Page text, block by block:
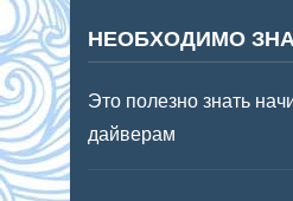
НЕОБХОДИМО
Это полезно знать
дайверам